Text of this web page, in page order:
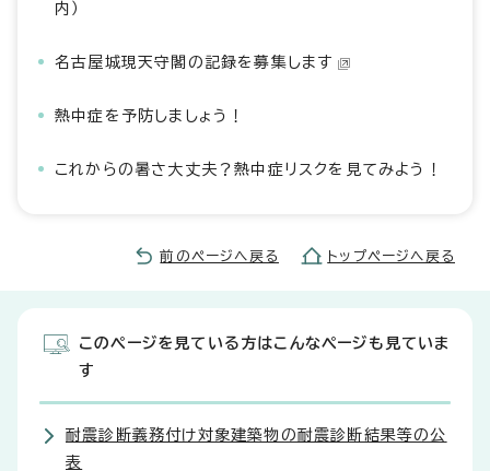
内）
名古屋城現天守閣の記録を募集します
熱中症を予防しましょう！
これからの暑さ大丈夫？熱中症リスクを見てみよう！
前のページへ戻る トップページへ戻る
このページを見ている方はこんなページも見ていま
す
耐震診断義務付け対象建築物の耐震診断結果等の公
表